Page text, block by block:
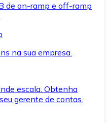
de on-ramp e off-ramp
na sua empresa.
escala. Obtenha
gerente de contas.